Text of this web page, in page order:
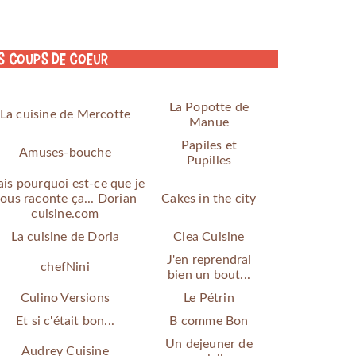
coups de coeur
La cuisine de Mercotte
La Popotte de
Manue
Amuses-bouche
Papiles et
Pupilles
pourquoi est-ce que je
raconte ça... Dorian
cuisine.com
Cakes in the city
La cuisine de Doria Clea Cuisine
chefNini
J'en reprendrai
bien un bout...
Culino Versions
Le Pétrin
Et si c'était bon...
B comme Bon
Audrey Cuisine
Un dejeuner de